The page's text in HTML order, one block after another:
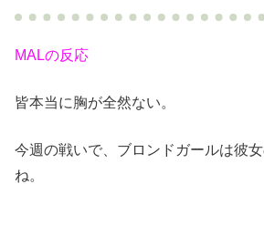
MALの反応
皆本当に胸が全然ない。
今週の戦いで、ブロンドガールは彼
ね。